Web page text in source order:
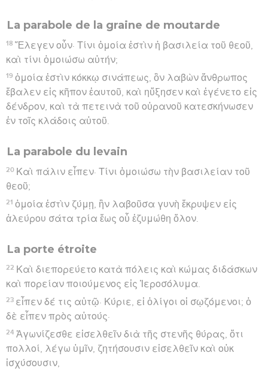
La parabole de la graine de moutarde
18 Ἔλεγεν οὖν· Τίνι ὁμοία ἐστὶν ἡ βασιλεία τοῦ θεοῦ,
καὶ τίνι ὁμοιώσω αὐτήν;
19 ὁμοία ἐστὶν κόκκῳ σινάπεως, ὃν λαβὼν ἄνθρωπος
ἔβαλεν εἰς κῆπον ἑαυτοῦ, καὶ ηὔξησεν καὶ ἐγένετο εἰς
δένδρον, καὶ τὰ πετεινὰ τοῦ οὐρανοῦ κατεσκήνωσεν
ἐν τοῖς κλάδοις αὐτοῦ.
La parabole du levain
20 Καὶ πάλιν εἶπεν· Τίνι ὁμοιώσω τὴν βασιλείαν τοῦ
θεοῦ;
21 ὁμοία ἐστὶν ζύμῃ, ἣν λαβοῦσα γυνὴ ἔκρυψεν εἰς
ἀλεύρου σάτα τρία ἕως οὗ ἐζυμώθη ὅλον.
La porte étroite
22 Καὶ διεπορεύετο κατὰ πόλεις καὶ κώμας διδάσκων
καὶ πορείαν ποιούμενος εἰς Ἱεροσόλυμα.
23 εἶπεν δέ τις αὐτῷ· Κύριε, εἰ ὀλίγοι οἱ σῳζόμενοι; ὁ
δὲ εἶπεν πρὸς αὐτούς·
24 Ἀγωνίζεσθε εἰσελθεῖν διὰ τῆς στενῆς θύρας, ὅτι
πολλοί, λέγω ὑμῖν, ζητήσουσιν εἰσελθεῖν καὶ οὐκ
ἰσχύσουσιν,